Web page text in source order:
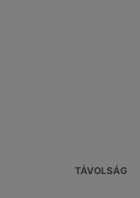
TÁVOLSÁG